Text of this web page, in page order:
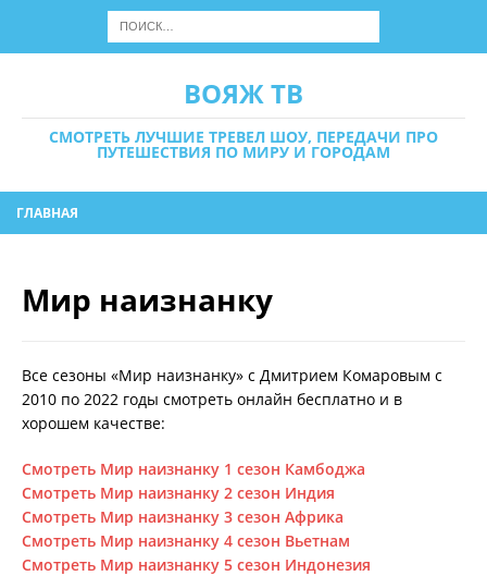
ВОЯЖ ТВ
СМОТРЕТЬ ЛУЧШИЕ ТРЕВЕЛ ШОУ, ПЕРЕДАЧИ ПРО
ПУТЕШЕСТВИЯ ПО МИРУ И ГОРОДАМ
ГЛАВНАЯ
Мир наизнанку
Все сезоны «Мир наизнанку» с Дмитрием Комаровым с
2010 по 2022 годы смотреть онлайн бесплатно и в
хорошем качестве:
Смотреть Мир наизнанку 1 сезон Камбоджа
Смотреть Мир наизнанку 2 сезон Индия
Смотреть Мир наизнанку 3 сезон Африка
Смотреть Мир наизнанку 4 сезон Вьетнам
Смотреть Мир наизнанку 5 сезон Индонезия